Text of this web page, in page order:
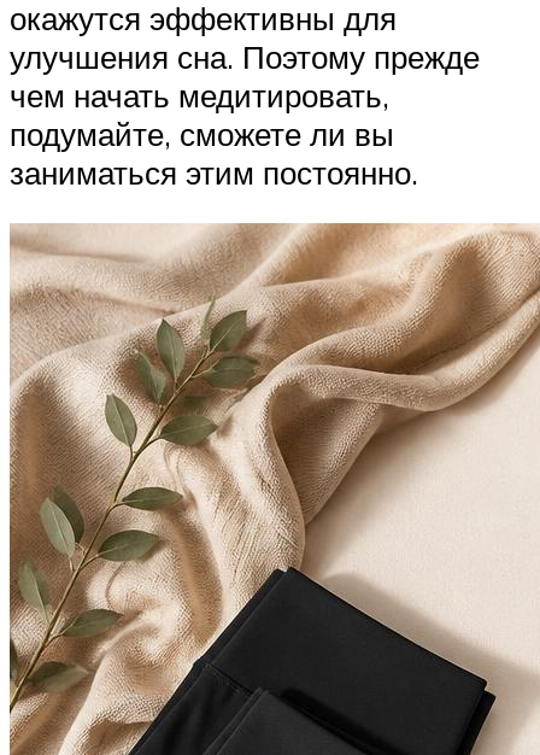
окажутся эффективны для
улучшения сна. Поэтому прежде
чем начать медитировать,
подумайте, сможете ли вы
заниматься этим постоянно.